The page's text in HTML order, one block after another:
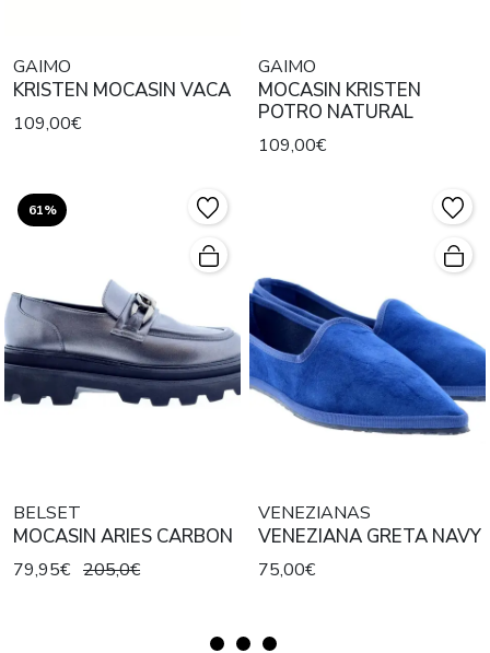
GAIMO
KRISTEN MOCASIN VACA
109,00€
GAIMO
MOCASIN KRISTEN
POTRO NATURAL
109,00€
61%
BELSET
MOCASIN ARIES CARBON
79,95€ 205,0€
VENEZIANAS
VENEZIANA GRETA NAVY
75,00€